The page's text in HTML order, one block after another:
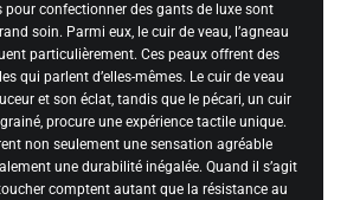
pour confectionner des gants de luxe sont
soin. Parmi eux, le cuir de veau, l’agneau
particulièrement. Ces peaux offrent des
qui parlent d’elles-mêmes. Le cuir de veau
et son éclat, tandis que le pécari, un cuir
procure une expérience tactile unique.
non seulement une sensation agréable
une durabilité inégalée. Quand il s’agit
comptent autant que la résistance au